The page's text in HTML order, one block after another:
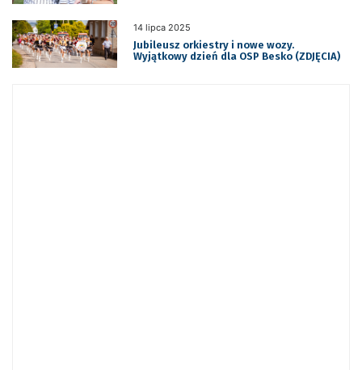
14 lipca 2025
Jubileusz orkiestry i nowe wozy.
Wyjątkowy dzień dla OSP Besko (ZDJĘCIA)